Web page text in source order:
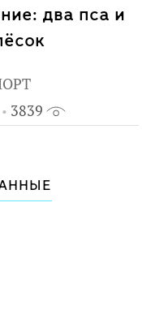
и
авторов.
возраста.
два пса и
3839